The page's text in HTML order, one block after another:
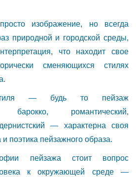
изображение, но всегда
природной и городской среды,
что находит свое
сменяющихся стилях
— будь то пейзаж
барокко, романтический,
— характерна своя
поэтика пейзажного образа.
пейзажа стоит вопрос
к окружающей среде —